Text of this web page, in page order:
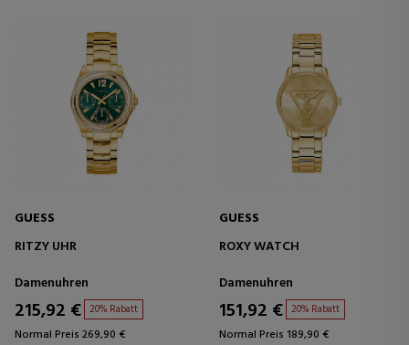
GUESS
RITZY UHR
Damenuhren
215,92 € 20% Rabatt
Normal Preis 269,90 €
GUESS
ROXY WATCH
Damenuhren
151,92 € 20% Rabatt
Normal Preis 189,90 €